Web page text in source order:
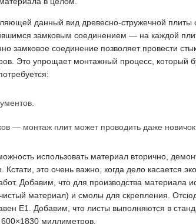
данный вид древесно-стружечной плиты
замковым соединением — на каждой
замковое соединение позволяет провести
Это упрощает монтажный процесс, который
— монтаж плит может проводить даже
использовать материал вторично,
Кстати, это очень важно, когда дело касается
Добавим, что для производства материала
материал) и смолы для скрепления.
Е1. Добавим, что листы выполняются в
миллиметров.